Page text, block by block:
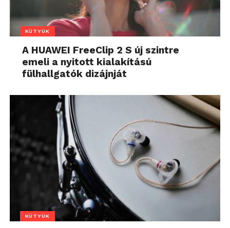
KÜTYÜK
A HUAWEI FreeClip 2 S új szintre
emeli a nyitott kialakítású
fülhallgatók dizájnját
KÜTYÜK